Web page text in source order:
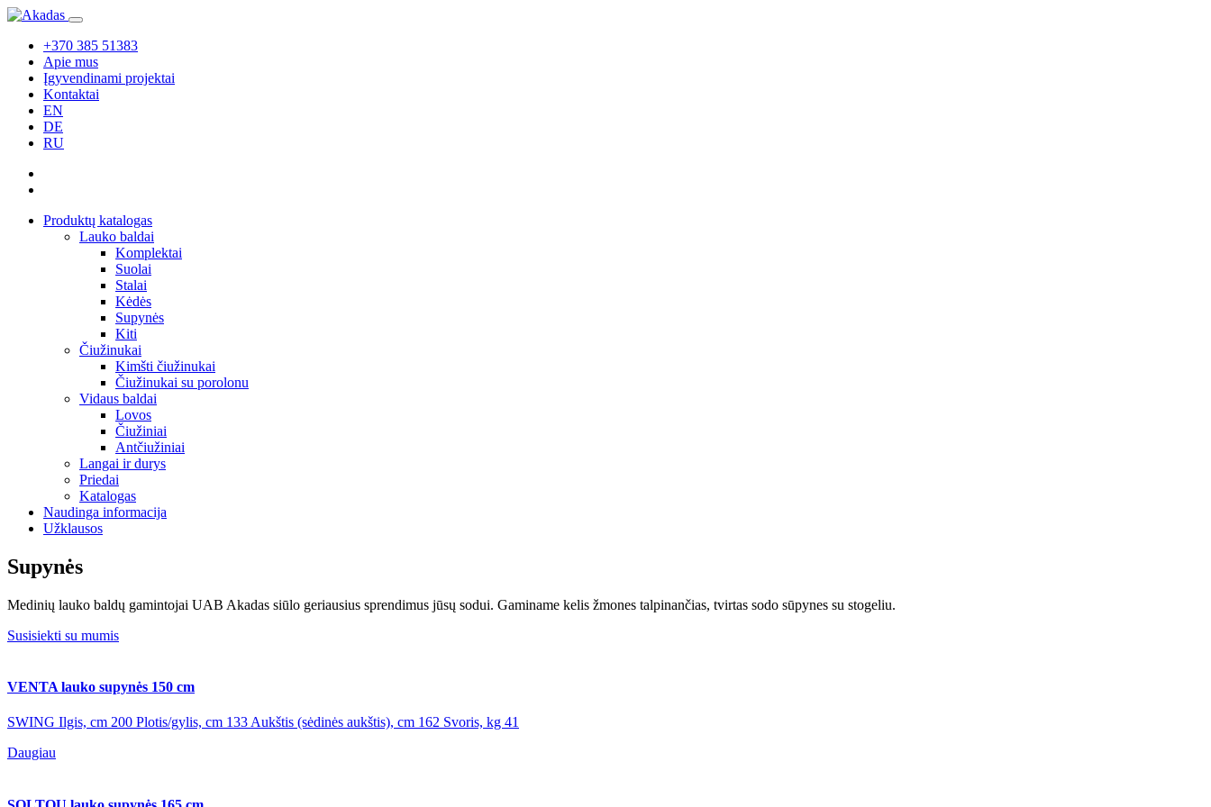
+370 385 51383
Apie mus
Įgyvendinami projektai
Kontaktai
EN
DE
RU
Produktų katalogas
Lauko baldai
Komplektai
Suolai
Stalai
Kėdės
Supynės
Kiti
Čiužinukai
Kimšti čiužinukai
Čiužinukai su porolonu
Vidaus baldai
Lovos
Čiužiniai
Antčiužiniai
Langai ir durys
Priedai
Katalogas
Naudinga informacija
Užklausos
Supynės
Medinių lauko baldų gamintojai UAB Akadas siūlo geriausius sprendimus jūsų sodui. Gaminame kelis žmones talpinančias, tvirtas sodo sūpynes su stogeliu.
Susisiekti su mumis
VENTA lauko supynės 150 cm
SWING Ilgis, cm 200 Plotis/gylis, cm 133 Aukštis (sėdinės aukštis), cm 162 Svoris, kg 41
Daugiau